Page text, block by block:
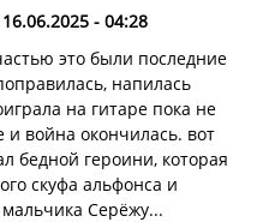
- 04:28
это были последние
напилась
на гитаре пока не
и война окончилась. вот
бедной героини, которая
скуфа альфонса и
Серёжу...